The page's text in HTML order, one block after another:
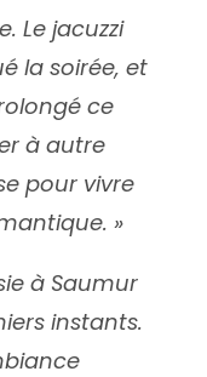
Le jacuzzi
la soirée, et
ce
à autre
pour vivre
»
à Saumur
instants.